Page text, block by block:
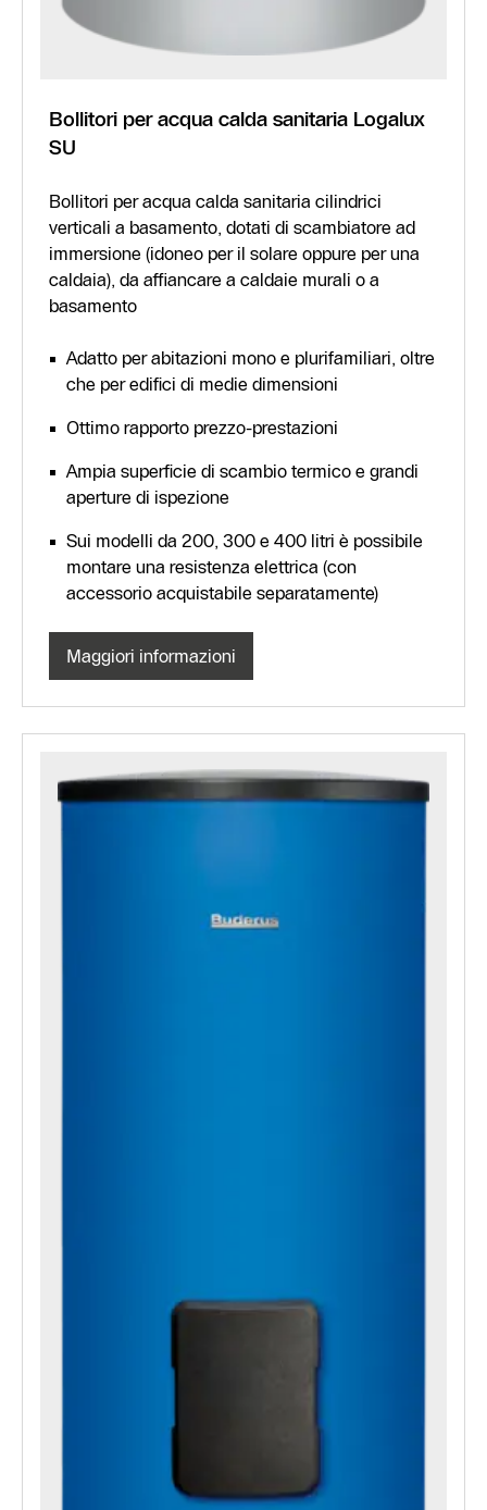
Bollitori per acqua calda sanitaria Logalux
SU
Bollitori per acqua calda sanitaria cilindrici
verticali a basamento, dotati di scambiatore ad
immersione (idoneo per il solare oppure per una
caldaia), da affiancare a caldaie murali o a
basamento
Adatto per abitazioni mono e plurifamiliari, oltre
che per edifici di medie dimensioni
Ottimo rapporto prezzo-prestazioni
Ampia superficie di scambio termico e grandi
aperture di ispezione
Sui modelli da 200, 300 e 400 litri è possibile
montare una resistenza elettrica (con
accessorio acquistabile separatamente)
Maggiori informazioni